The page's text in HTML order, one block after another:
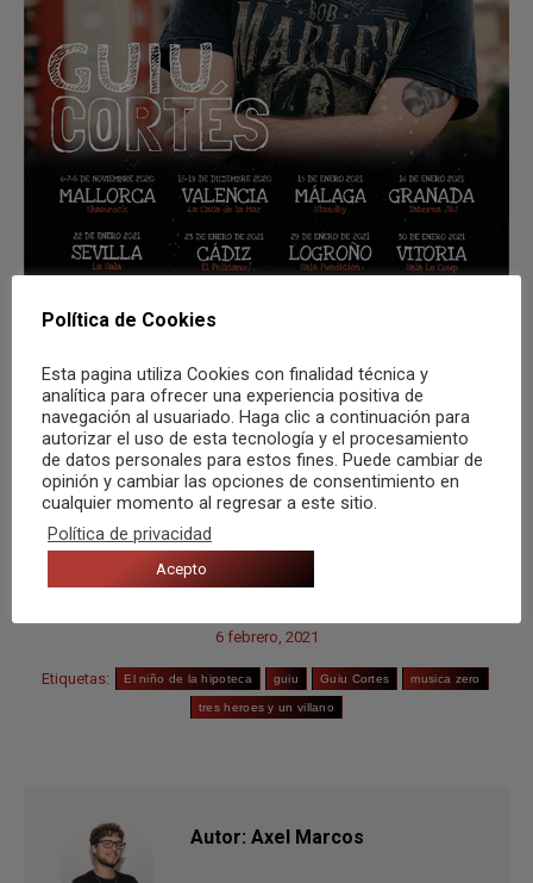
Compartir
6 febrero, 2021
Etiquetas: El niño de la hipoteca guiu Guiu Cortes musica zero
tres heroes y un villano
Autor: Axel Marcos
Política de Cookies
Esta pagina utiliza Cookies con finalidad técnica y
analítica para ofrecer una experiencia positiva de
navegación al usuariado. Haga clic a continuación para
autorizar el uso de esta tecnología y el procesamiento
de datos personales para estos fines. Puede cambiar de
opinión y cambiar las opciones de consentimiento en
cualquier momento al regresar a este sitio.
Política de privacidad
Acepto